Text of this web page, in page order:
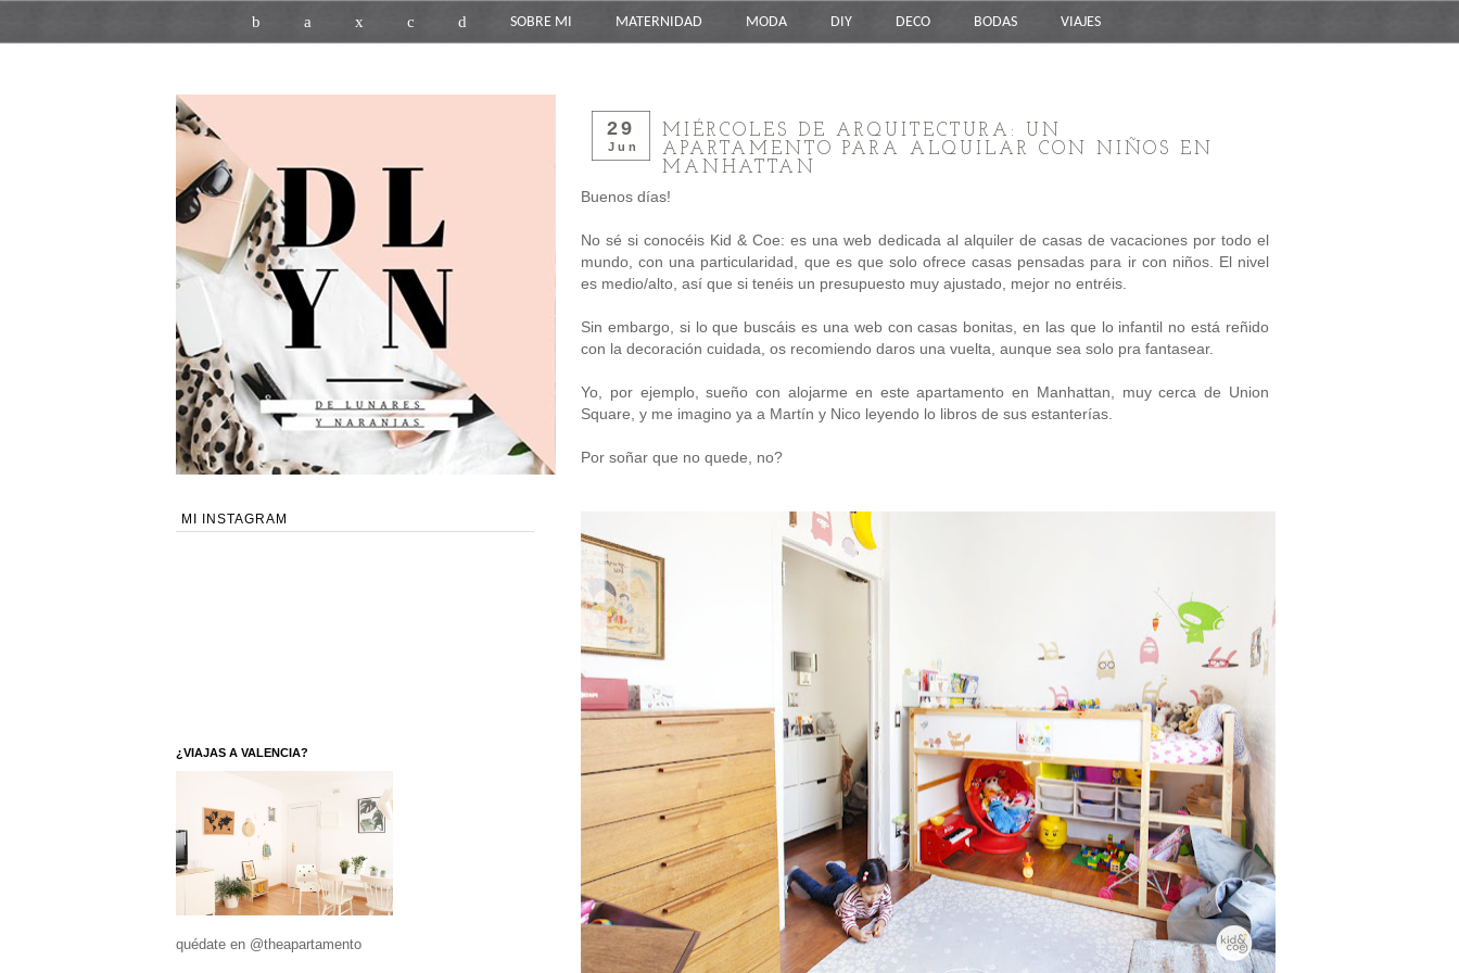
b a x c d SOBRE MI MATERNIDAD MODA DIY DECO BODAS VIAJES
29
Jun
MIÉRCOLES DE ARQUITECTURA: UN
APARTAMENTO PARA ALQUILAR CON NIÑOS EN
MANHATTAN
Buenos días!
No sé si conocéis Kid & Coe: es una web dedicada al alquiler de casas de vacaciones por todo el
mundo, con una particularidad, que es que solo ofrece casas pensadas para ir con niños. El nivel
es medio/alto, así que si tenéis un presupuesto muy ajustado, mejor no entréis.
Sin embargo, si lo que buscáis es una web con casas bonitas, en las que lo infantil no está reñido
con la decoración cuidada, os recomiendo daros una vuelta, aunque sea solo pra fantasear.
Yo, por ejemplo, sueño con alojarme en este apartamento en Manhattan, muy cerca de Union
Square, y me imagino ya a Martín y Nico leyendo lo libros de sus estanterías.
Por soñar que no quede, no?
MI INSTAGRAM
¿VIAJAS A VALENCIA?
quédate en @theapartamento